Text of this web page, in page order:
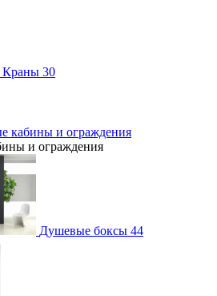
Краны 30
кабины и ограждения
и ограждения
Душевые боксы 44